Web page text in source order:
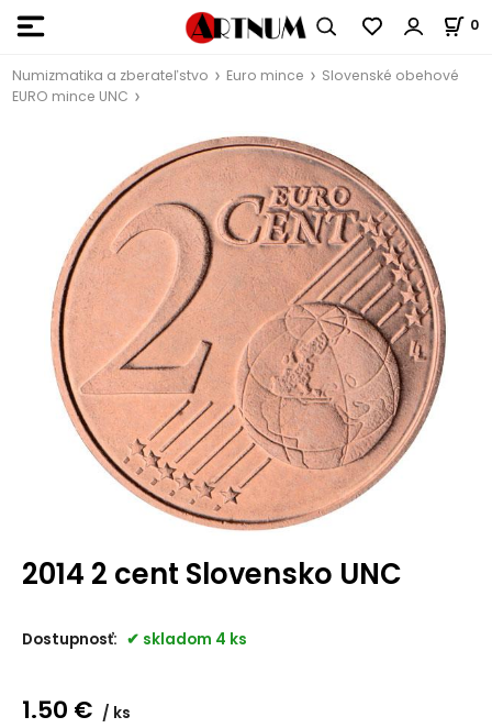
0
Numizmatika a zberateľstvo Euro mince
Slovenské obehové
EURO mince UNC
2014 2 cent Slovensko UNC
Dostupnosť: skladom 4 ks
1.50 € ks